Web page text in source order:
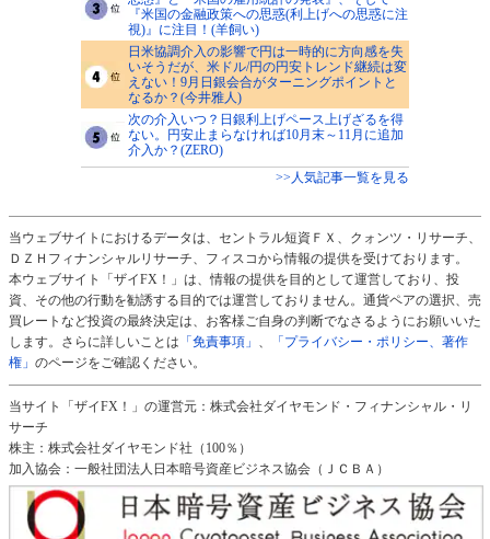
『米国の金融政策への思惑(利上げへの思惑に注
視)』に注目！(羊飼い)
日米協調介入の影響で円は一時的に方向感を失
いそうだが、米ドル/円の円安トレンド継続は変
えない！9月日銀会合がターニングポイントと
なるか？(今井雅人)
次の介入いつ？日銀利上げペース上げざるを得
ない。円安止まらなければ10月末～11月に追加
介入か？(ZERO)
>>人気記事一覧を見る
当ウェブサイトにおけるデータは、セントラル短資ＦＸ、クォンツ・リサーチ、
ＤＺＨフィナンシャルリサーチ、フィスコから情報の提供を受けております。
本ウェブサイト「ザイFX！」は、情報の提供を目的として運営しており、投
資、その他の行動を勧誘する目的では運営しておりません。通貨ペアの選択、売
買レートなど投資の最終決定は、お客様ご自身の判断でなさるようにお願いいた
します。さらに詳しいことは 「免責事項」
「プライバシー・ポリシー、著作
権」 のページをご確認ください。
当サイト「ザイFX！」の運営元：株式会社ダイヤモンド・フィナンシャル・リ
サーチ
株主：株式会社ダイヤモンド社（100％）
加入協会：一般社団法人日本暗号資産ビジネス協会（ＪＣＢＡ）